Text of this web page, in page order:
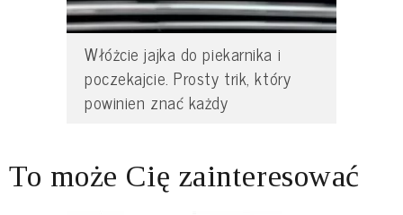
Włóżcie jajka do piekarnika i
poczekajcie. Prosty trik, który
powinien znać każdy
To może Cię zainteresować